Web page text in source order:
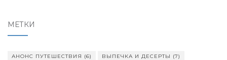
МЕТКИ
АНОНС ПУТЕШЕСТВИЯ (6) ВЫПЕЧКА И ДЕСЕРТЫ (7)